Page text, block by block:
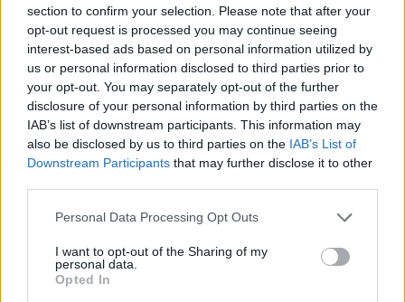
section to confirm your selection. Please note that after your
opt-out request is processed you may continue seeing
interest-based ads based on personal information utilized by
us or personal information disclosed to third parties prior to
your opt-out. You may separately opt-out of the further
disclosure of your personal information by third parties on the
IAB’s list of downstream participants. This information may
also be disclosed by us to third parties on the IAB’s List of
Downstream Participants that may further disclose it to other
Personal Data Processing Opt Outs
I want to opt-out of the Sharing of my
personal data.
Opted In
Όλες οι Θέσεις Εργασίας